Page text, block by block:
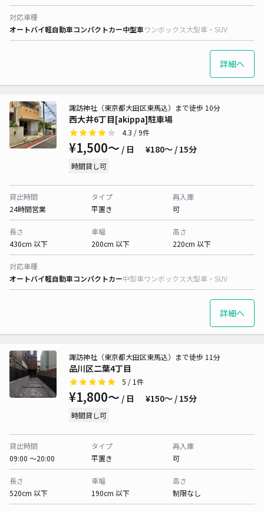
対応車種
オートバイ軽自動車コンパクトカー中型車ワンボックス大型車・SUV
詳細へ
西大井6丁目[akippa]駐車場
諏訪神社（東京都大田区東馬込）まで徒歩 10分
4.3 / 9件
¥1,500〜 / 日 ¥180〜 / 15分
時間貸し可
貸出時間
24時間営業
タイプ
平置き
再入庫
可
長さ
430cm 以下
車幅
200cm 以下
高さ
220cm 以下
対応車種
オートバイ軽自動車コンパクトカー中型車ワンボックス大型車・SUV
詳細へ
品川区二葉4丁目
諏訪神社（東京都大田区東馬込）まで徒歩 11分
5 / 1件
¥1,800〜 / 日 ¥150〜 / 15分
時間貸し可
貸出時間
09:00 〜20:00
タイプ
平置き
再入庫
可
長さ
520cm 以下
車幅
190cm 以下
高さ
制限なし